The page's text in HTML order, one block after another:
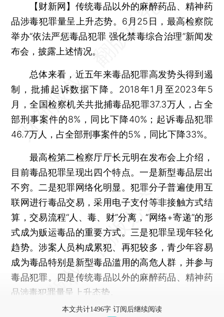
【财新网】 传统毒品以外的麻醉药品、精神药
品涉毒犯罪量呈上升态势。6月25日，最高检察院
举办“依法严惩毒品犯罪 强化禁毒综合治理”新闻发
布会，披露上述情况。
总体来看，近五年来毒品犯罪高发势头得到遏
制，批捕起诉数据下降。2018年1月至2023年5
月，全国检察机关共批捕毒品犯罪37.3万人，占全
部刑事案件的8%，同比下降40%；起诉毒品犯罪
46.7万人，占全部刑事案件的5%，同比下降33%。
最高检第二检察厅厅长元明在发布会上介绍，
目前毒品犯罪呈现出四个特点。一是新型毒品层出
不穷。二是犯罪网络化明显。犯罪分子普遍使用互
联网进行毒品交易，采用电子支付等非接触方式结
算，交易流程“人、毒、财”分离，“网络+寄递”的形
式成为贩运毒品的重要方式。三是犯罪呈现年轻化
趋势。涉案人员构成累犯、再犯较多，青少年容易
成为毒品特别是新型毒品滥用的高危人群，并参与
毒品犯罪。四是传统毒品以外的麻醉药品、精神药
品涉毒犯罪量呈上升态势。
本文共计1496字 订阅后继续阅读